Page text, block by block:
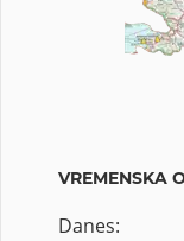
VREMENSKA
Danes: